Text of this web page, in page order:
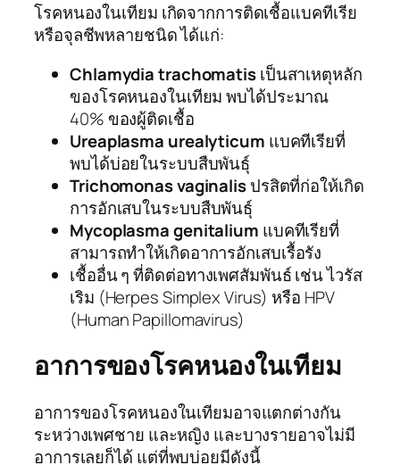
โรคหนองในเทียม เกิดจากการติดเชื้อแบคทีเรีย
หรือจุลชีพหลายชนิด ได้แก่:
Chlamydia trachomatisเป็นสาเหตุหลัก
ของโรคหนองในเทียม พบได้ประมาณ
40% ของผู้ติดเชื้อ
Ureaplasma urealyticum แบคทีเรียที่
พบได้บ่อยในระบบสืบพันธุ์
Trichomonas vaginalisปรสิตที่ก่อให้เกิด
การอักเสบในระบบสืบพันธุ์
Mycoplasma genitalium แบคทีเรียที่
สามารถทำให้เกิดอาการอักเสบเรื้อรัง
เชื้ออื่น ๆ ที่ติดต่อทางเพศสัมพันธ์ เช่น ไวรัส
เริม (Herpes Simplex Virus) หรือ HPV
(Human Papillomavirus)
อาการของโรคหนองในเทียม
อาการของโรคหนองในเทียมอาจแตกต่างกัน
ระหว่างเพศชาย และหญิง และบางรายอาจไม่มี
อาการเลยก็ได้ แต่ที่พบบ่อยมีดังนี้